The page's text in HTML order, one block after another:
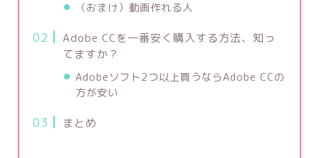
（おまけ）動画作れる人
Adobe CCを一番安く購入する方法、知っ
てますか？
Adobeソフト2つ以上買うならAdobe CCの
方が安い
まとめ